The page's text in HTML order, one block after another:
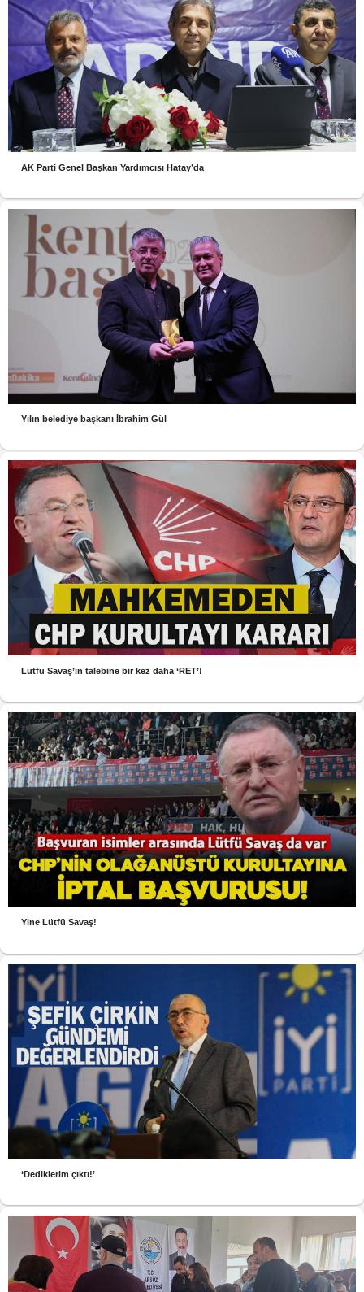
AK Parti Genel Başkan Yardımcısı Hatay’da
Yılın belediye başkanı İbrahim Gül
Lütfü Savaş’ın talebine bir kez daha ‘RET’!
Yine Lütfü Savaş!
‘Dediklerim çıktı!’